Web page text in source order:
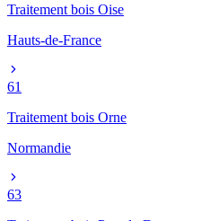
Traitement bois Oise
Hauts-de-France
61
Traitement bois Orne
Normandie
63